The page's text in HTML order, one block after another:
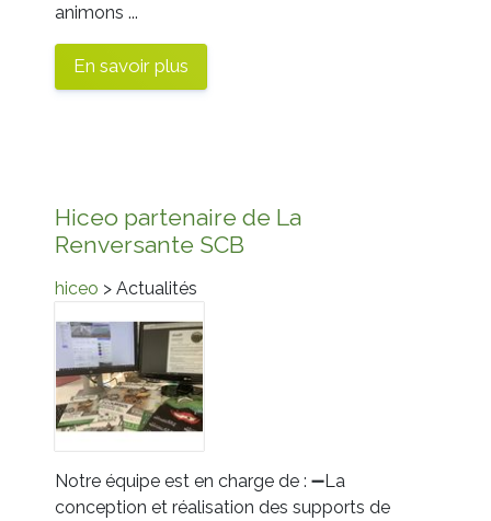
animons ...
En savoir plus
Hiceo partenaire de La
Renversante SCB
hiceo > Actualités
Notre équipe est en charge de : ➖La
conception et réalisation des supports de